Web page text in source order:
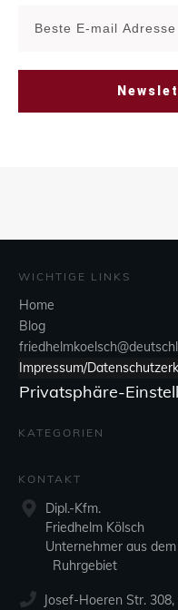
WICHTIGE LINKS
Home
Blog
Impressum/
Privatsphäre-
KATEGORIEN
KONTAKT
Dipl.-Kfm.
Friedhelm Kölsch
Unternehmer aus
Ruhrgebiet
Josef-Hoeren Str. 308,